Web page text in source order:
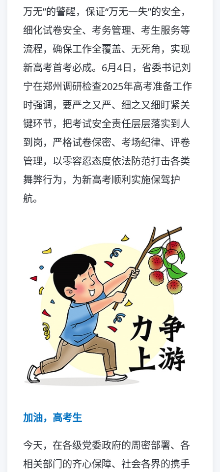
万无”的警醒，保证“万无一失”的安全，
细化试卷安全、考务管理、考生服务等
流程，确保工作全覆盖、无死角，实现
新高考首考必成。6月4日，省委书记刘
宁在郑州调研检查2025年高考准备工作
时强调，要严之又严、细之又细盯紧关
键环节，把考试安全责任层层落实到人
到岗，严格试卷保密、考场纪律、评卷
管理，以零容忍态度依法防范打击各类
舞弊行为，为新高考顺利实施保驾护
航。
加油，高考生
今天，在各级党委政府的周密部署、各
相关部门的齐心保障、社会各界的携手